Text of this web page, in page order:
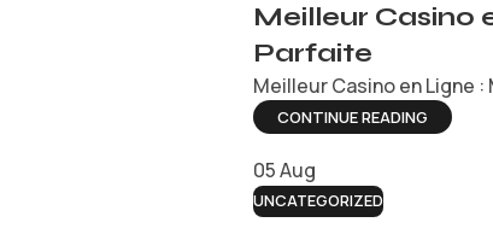
Meilleur Casino
Parfaite
Meilleur Casino en Ligne
CONTINUE READING
05Aug
UNCATEGORIZED